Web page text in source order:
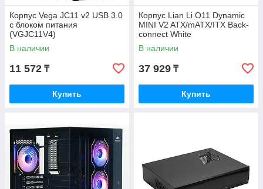
Корпус Vega JC11 v2 USB 3.0
с блоком питания
(VGJC11V4)
В наличии
11 572 ₸
Купить
Корпус Lian Li O11 Dynamic
MINI V2 ATX/mATX/ITX Back-
connect White
(G99.O11DMIV2W.00)
В наличии
37 929 ₸
Купить